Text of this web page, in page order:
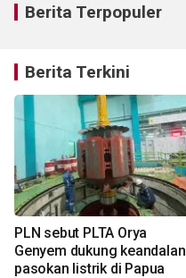
Berita Terpopuler
Berita Terkini
PLN sebut PLTA Orya
Genyem dukung keandalan
pasokan listrik di Papua